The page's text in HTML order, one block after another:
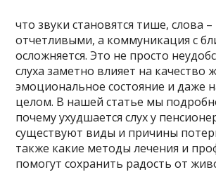
что звуки становятся тише, слова
отчетливыми, а коммуникация с
осложняется. Это не просто
слуха заметно влияет на качество
эмоциональное состояние и даже
целом. В нашей статье мы
почему ухудшается слух у
существуют виды и причины
также какие методы лечения и
помогут сохранить радость от